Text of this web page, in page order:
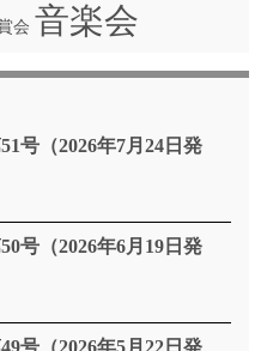
会 音楽会
号（2026年7月24日発
号（2026年6月19日発
号（2026年5月22日発